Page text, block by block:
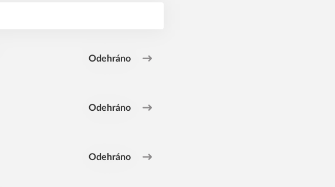
Odehráno
Odehráno
Odehráno